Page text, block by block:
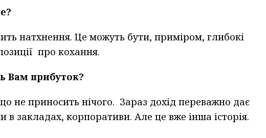
натхнення. Це можуть бути, приміром, глибокі
про кохання.
Вам прибуток?
не приносить нічого. Зараз дохід переважно дає
в закладах, корпоративи. Але це вже інша історія.